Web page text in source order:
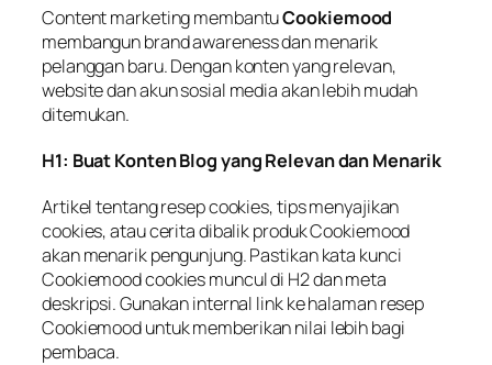
Content marketing membantuCookiemood
membangun brand awareness dan menarik
pelanggan baru. Dengan konten yang relevan,
website dan akun sosial media akan lebih mudah
ditemukan.
H1: Buat Konten Blog yang Relevan dan Menarik
Artikel tentang resep cookies, tips menyajikan
cookies, atau cerita dibalik produk Cookiemood
akan menarik pengunjung. Pastikan kata kunci
Cookiemood cookiesmuncul di H2 dan meta
deskripsi. Gunakan internal link kehalaman resep
Cookiemooduntuk memberikan nilai lebih bagi
pembaca.